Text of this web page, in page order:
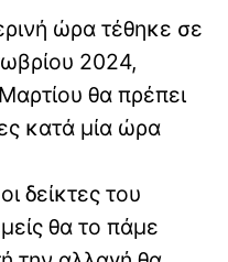
ώρα τέθηκε σε
2024,
θα πρέπει
κατά μία ώρα
δείκτες του
θα το πάμε